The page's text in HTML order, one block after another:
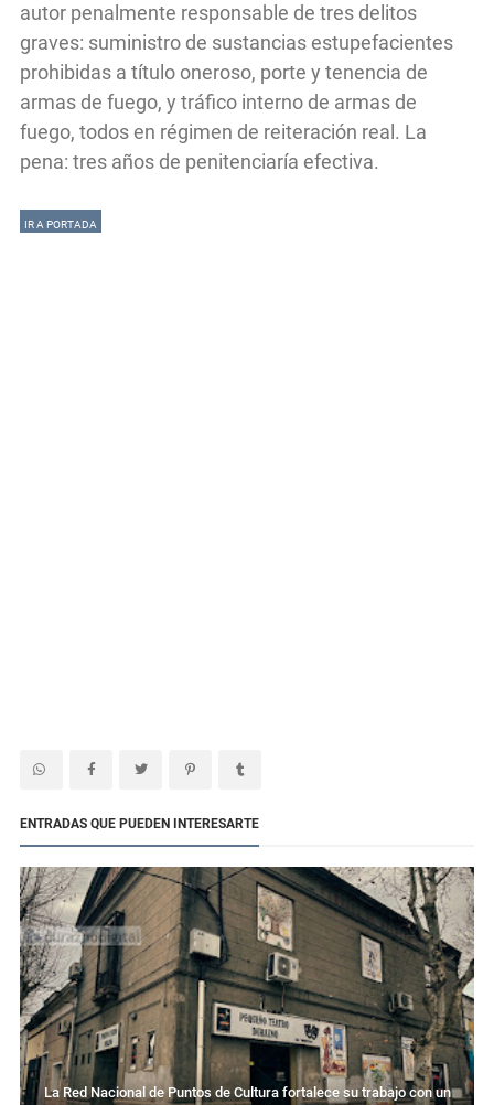
autor penalmente responsable de tres delitos
graves: suministro de sustancias estupefacientes
prohibidas a título oneroso, porte y tenencia de
armas de fuego, y tráfico interno de armas de
fuego, todos en régimen de reiteración real. La
pena: tres años de penitenciaría efectiva.
IR A PORTADA
ENTRADAS QUE PUEDEN INTERESARTE
La Red Nacional de Puntos de Cultura fortalece su trabajo con un